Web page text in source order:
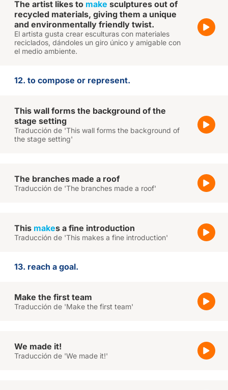
The artist likes to make sculptures out of
recycled materials, giving them a unique
and environmentally friendly twist.
El artista gusta crear esculturas con materiales
reciclados, dándoles un giro único y amigable con
el medio ambiente.
12. to compose or represent.
This wall forms the background of the
stage setting
Traducción de 'This wall forms the background of
the stage setting'
The branches made a roof
Traducción de 'The branches made a roof'
This makes a fine introduction
Traducción de 'This makes a fine introduction'
13. reach a goal.
Make the first team
Traducción de 'Make the first team'
We made it!
Traducción de 'We made it!'